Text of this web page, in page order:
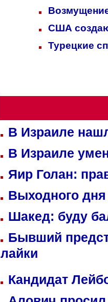
США
Турецкие
В Израиле
В Израиле
Яир Голан:
Выходного
Шакед: буду
Бывший
лайки
Кандидат